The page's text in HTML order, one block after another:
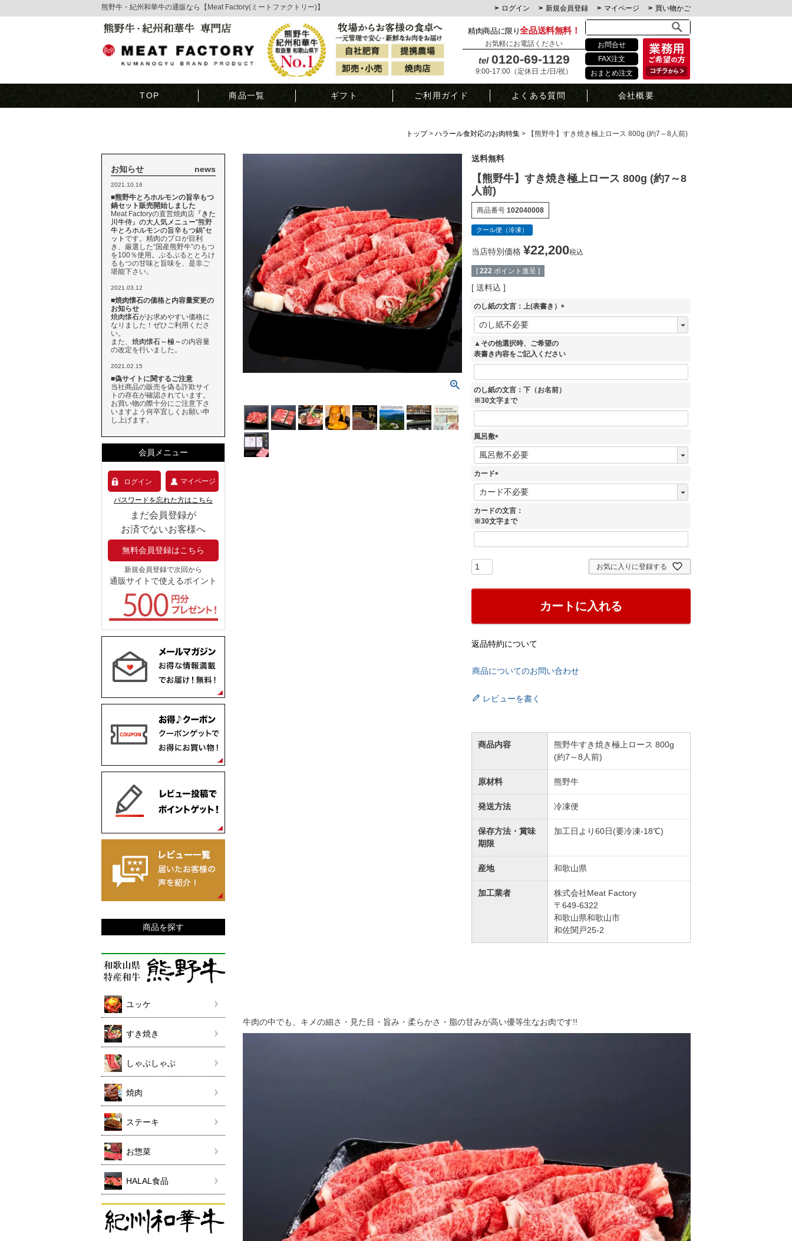
熊野牛・紀州和華牛の通販なら【Meat Factory(ミートファクトリー)】 ログイン 新規会員登録 マイページ 買い物かご
精肉商品に限り全品送料無料！
お気軽にお電話ください
tel 0120-69-1129
9:00-17:00（定休日 土/日/祝）
お問合せ
FAX注文
おまとめ注文
TOP 商品一覧 ギフト ご利用ガイド よくある質問 会社概要
トップ ハラール食対応のお肉特集 【熊野牛】すき焼き極上ロース 800g (約7～8人前)
お知らせ news
2021.10.16
■熊野牛とろホルモンの旨辛もつ
鍋セット販売開始しました
Meat Factoryの直営焼肉店 『きた
川牛侍』の大人気メニュー“熊野
牛とろホルモンの旨辛もつ鍋”セ
ット です。精肉のプロが目利
き、厳選した“国産熊野牛”のもつ
を100％使用。ぷるぷるととろけ
るもつの甘味と旨味を、是非ご
堪能下さい。
2021.03.12
■焼肉懐石の価格と内容量変更の
お知らせ
焼肉懐石がお求めやすい価格に
なりました！ぜひご利用くださ
い。
また、 焼肉懐石～極～の内容量
の改定を行いました。
2021.02.15
■偽サイトに関するご注意
当社商品の販売を偽る詐欺サイ
トの存在が確認されています。
お買い物の際十分にご注意下さ
いますよう何卒宜しくお願い申
し上げます。
会員メニュー
ログイン マイページ
パスワードを忘れた方はこちら
まだ会員登録が
お済でないお客様へ
無料会員登録はこちら
新規会員登録で次回から
通販サイトで使えるポイント
商品を探す
ユッケ
すき焼き
しゃぶしゃぶ
焼肉
ステーキ
お惣菜
HALAL食品
送料無料
【熊野牛】すき焼き極上ロース 800g (約7～8
人前)
商品番号 102040008
クール便（冷凍）
当店特別価格 ¥22,200税込
[ 222 ポイント進呈 ]
送料込
のし紙の文言：上(表書き）
(
▲その他選択時、ご希望の
表書き内容をご記入ください
のし紙の文言：下（お名前）
※30文字まで
風呂敷
(
必
須
カード
(
必
須
)
カードの文言：
※30文字まで
お気に入りに登録する
カートに入れる
返品特約について
商品についてのお問い合わせ
レビューを書く
商品内容
熊野牛すき焼き極上ロース 800g
(約7～8人前)
原材料 熊野牛
発送方法 冷凍便
保存方法・賞味
期限
加工日より60日(要冷凍-18℃)
産地 和歌山県
加工業者
株式会社Meat Factory
〒649-6322
和歌山県和歌山市
和佐関戸25-2
牛肉の中でも、キメの細さ・見た目・旨み・柔らかさ・脂の甘みが高い優等生なお肉です!!